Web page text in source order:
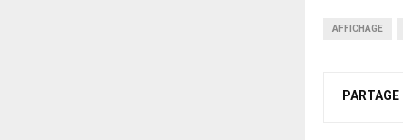
AFFICHAGE
PARTAGE